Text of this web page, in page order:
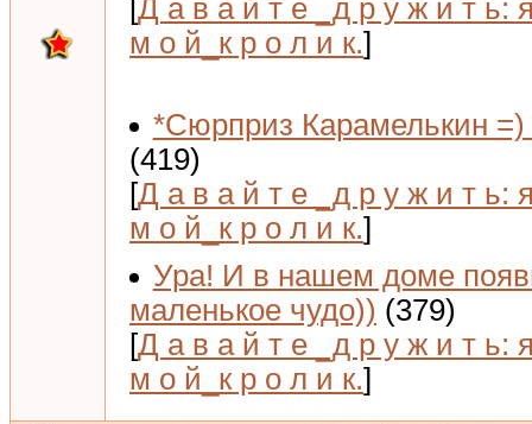
[Д а в а й т е _д р у ж и т ь:
м о й_к р о л и к.]
*Сюрприз Карамелькин =)
(419)
[Д а в а й т е _д р у ж и т ь:
м о й_к р о л и к.]
Ура! И в нашем доме
маленькое чудо)) (379)
[Д а в а й т е _д р у ж и т ь:
м о й_к р о л и к.]